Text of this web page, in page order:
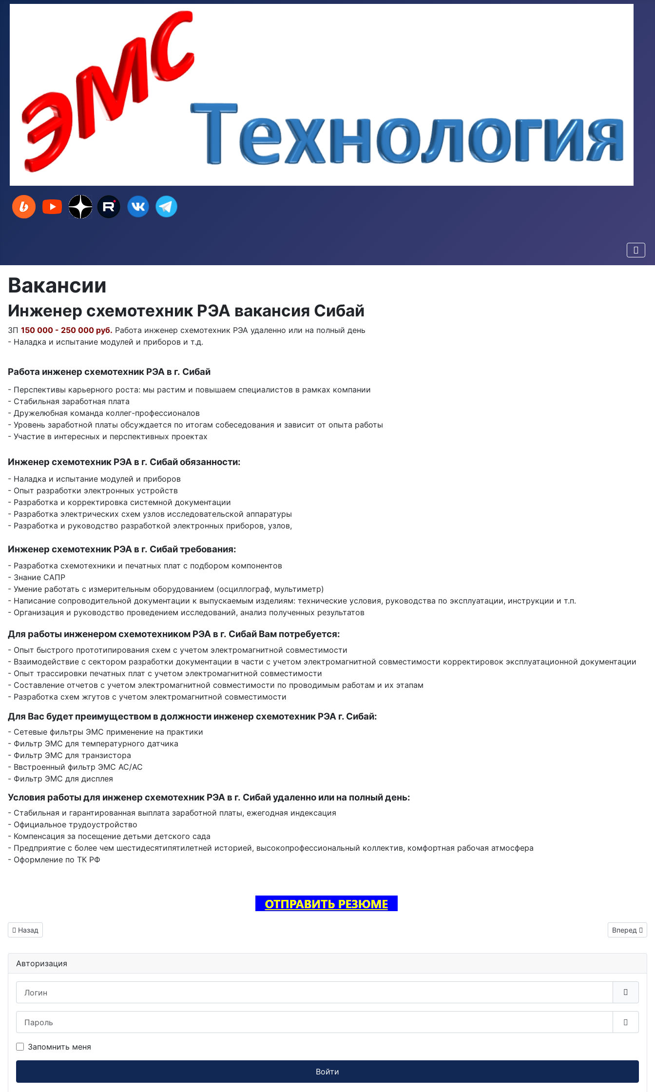
Вакансии
Инженер схемотехник РЭА вакансия Сибай
ЗП 150 000 - 250 000 руб. Работа инженер схемотехник РЭА удаленно или на полный день
- Наладка и испытание модулей и приборов и т.д.
Работа инженер схемотехник РЭА в г. Сибай
- Перспективы карьерного роста: мы растим и повышаем специалистов в рамках компании
- Стабильная заработная плата
- Дружелюбная команда коллег-профессионалов
- Уровень заработной платы обсуждается по итогам собеседования и зависит от опыта работы
- Участие в интересных и перспективных проектах
Инженер схемотехник РЭА в г. Сибай обязанности:
- Наладка и испытание модулей и приборов
- Опыт разработки электронных устройств
- Разработка и корректировка системной документации
- Разработка электрических схем узлов исследовательской аппаратуры
- Разработка и руководство разработкой электронных приборов, узлов,
Инженер схемотехник РЭА в г. Сибай требования:
- Разработка схемотехники и печатных плат с подбором компонентов
- Знание САПР
- Умение работать с измерительным оборудованием (осциллограф, мультиметр)
- Написание сопроводительной документации к выпускаемым изделиям: технические условия, руководства по эксплуатации, инструкции и т.п.
- Организация и руководство проведением исследований, анализ полученных результатов
Для работы инженером схемотехником РЭА в г. Сибай Вам потребуется:
- Опыт быстрого прототипирования схем с учетом электромагнитной совместимости
- Взаимодействие с сектором разработки документации в части с учетом электромагнитной совместимости корректировок эксплуатационной документации
- Опыт трассировки печатных плат с учетом электромагнитной совместимости
- Составление отчетов с учетом электромагнитной совместимости по проводимым работам и их этапам
- Разработка схем жгутов с учетом электромагнитной совместимости
Для Вас будет преимуществом в должности инженер схемотехник РЭА г. Сибай:
- Сетевые фильтры ЭМС применение на практики
- Фильтр ЭМС для температурного датчика
- Фильтр ЭМС для транзистора
- Ввстроенный фильтр ЭМС AC/AC
- Фильтр ЭМС для дисплея
Условия работы для инженер схемотехник РЭА в г. Сибай удаленно или на полный день:
- Стабильная и гарантированная выплата заработной платы, ежегодная индексация
- Официальное трудоустройство
- Компенсация за посещение детьми детского сада
- Предприятие с более чем шестидесятипятилетней историей, высокопрофессиональный коллектив, комфортная рабочая атмосфера
- Оформление по ТК РФ
Предыдущий: Тестировщик ПО вакансия Павлово
Назад Следующий:
Вперед
Авторизация
Запомнить меня
Войти